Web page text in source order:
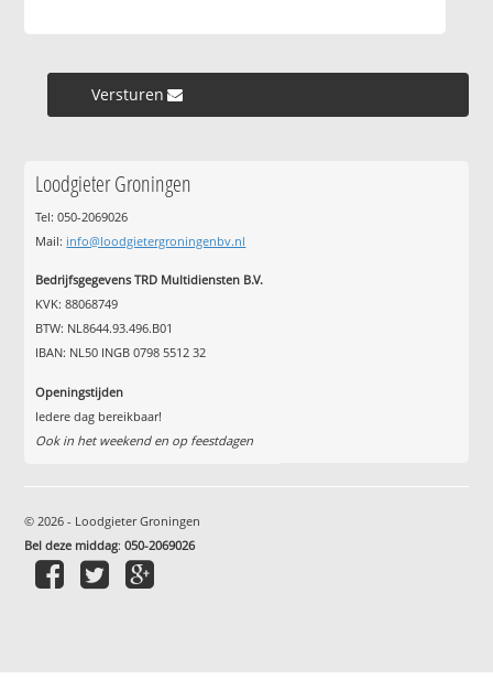
Versturen »
Loodgieter Groningen
Tel: 050-2069026
Mail: info@loodgietergroningenbv.nl
Bedrijfsgegevens TRD Multidiensten B.V.
KVK: 88068749
BTW: NL8644.93.496.B01
IBAN: NL50 INGB 0798 5512 32
Openingstijden
Iedere dag bereikbaar!
Ook in het weekend en op feestdagen
© 2026 - Loodgieter Groningen
Bel deze middag:050-2069026